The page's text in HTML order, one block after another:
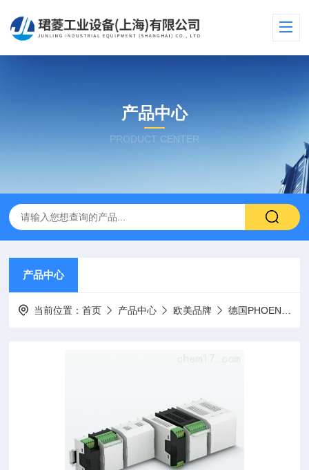
产品中心
PRODUCT CENTER
产品中心
当前位置：首页 产品中心 欧美品牌 德国PHOENIX菲尼克斯